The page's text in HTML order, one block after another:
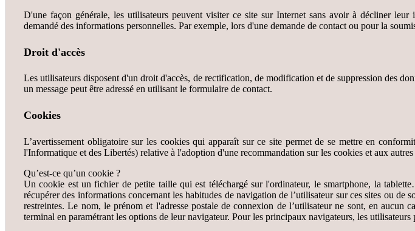
D'une façon générale, les utilisateurs peuvent visiter ce site sur Internet sans avoir à décliner
demandé des informations personnelles. Par exemple, lors d'une demande de contact ou pour la
Droit d'accès
Les utilisateurs disposent d'un droit d'accès, de rectification, de modification et de suppression des
un message peut être adressé en utilisant le formulaire de contact.
Cookies
L’avertissement obligatoire sur les cookies qui apparaît sur ce site permet de se mettre en
l'Informatique et des Libertés) relative à l'adoption d'une recommandation sur les cookies et aux autres
Qu’est-ce qu’un cookie ?
Un cookie est un fichier de petite taille qui est téléchargé sur l'ordinateur, le smartphone, la
récupérer des informations concernant les habitudes de navigation de l’utilisateur sur ces sites ou
restreintes. Le nom, le prénom et l'adresse postale de connexion de l’utilisateur ne sont, en
terminal en paramétrant les options de leur navigateur. Pour les principaux navigateurs, les